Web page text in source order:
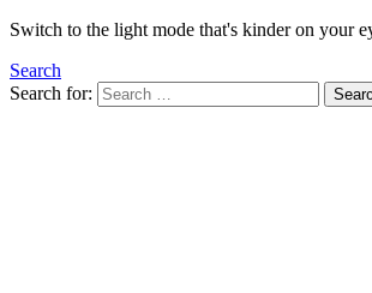
Switch to the light mode that's kinder on your
Search
Search for: